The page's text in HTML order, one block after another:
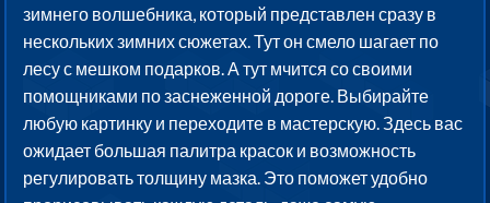
зимнего волшебника, который представлен сразу в
нескольких зимних сюжетах. Тут он смело шагает по
лесу с мешком подарков. А тут мчится со своими
помощниками по заснеженной дороге. Выбирайте
любую картинку и переходите в мастерскую. Здесь вас
ожидает большая палитра красок и возможность
регулировать толщину мазка. Это поможет удобно